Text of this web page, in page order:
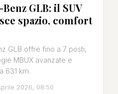
GLB: il SUV
spazio, comfort
GLB offre fino a 7 posti,
MBUX avanzate e
631 km.
2026, 08:50